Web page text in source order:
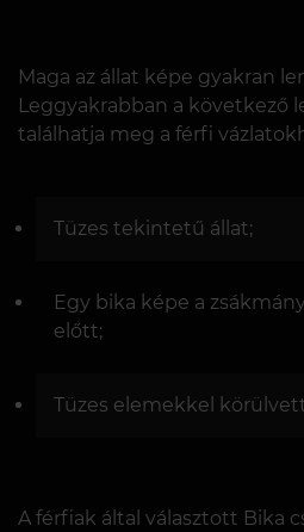
Maga az állat képe gyakran
Leggyakrabban a következő
találhatja meg a férfi
Tüzes tekintetű állat;
Egy bika képe a
előtt;
Tüzes elemekkel
A férfiak által választott Bika